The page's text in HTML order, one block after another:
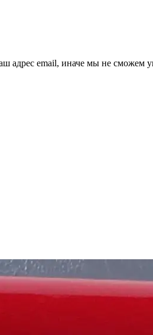
адрес email, иначе мы не сможем